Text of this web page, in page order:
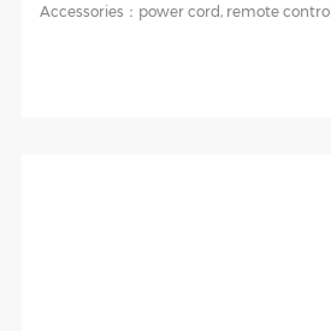
Accessories： power cord, remote control